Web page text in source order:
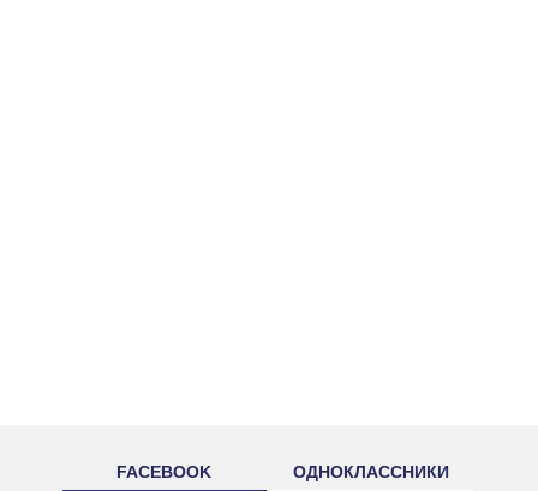
FACEBOOK ОДНОКЛАССНИКИ